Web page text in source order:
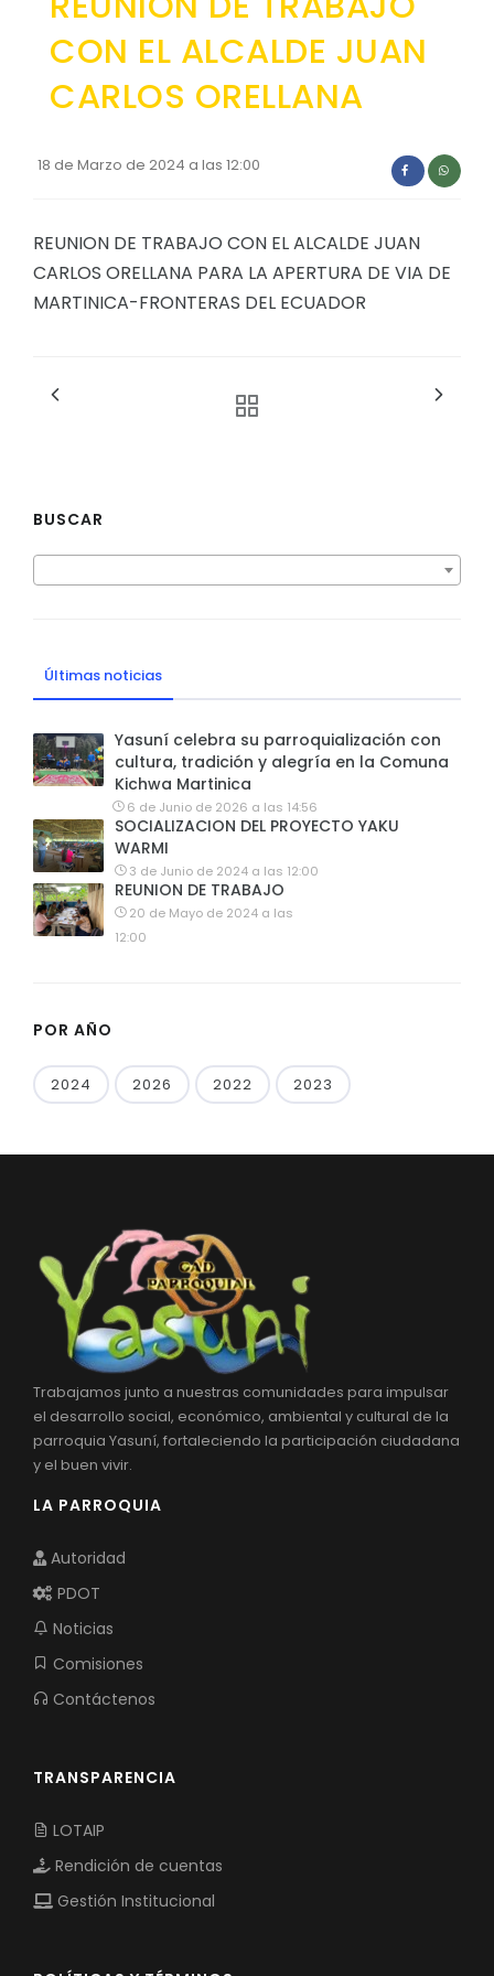
GESTIÓN ADMINISTRATIVA
Plan de desarrollo y Ordenamiento Territorial -
PRESUPUESTO: EJECUCIÓN Y REPORTES
Ejecución Presupuestaria
CON EL ALCALDE JUAN
CARLOS ORELLANA
18 de Marzo de 2024 a las 12:00
REUNION DE TRABAJO CON EL ALCALDE JUAN
CARLOS ORELLANA PARA LA APERTURA DE VIA DE
MARTINICA-FRONTERAS DEL ECUADOR
BUSCAR
Últimas noticias
Yasuní celebra su parroquialización con
cultura, tradición y alegría en la Comuna
Kichwa Martinica
6 de Junio de 2026 a las 14:56
SOCIALIZACION DEL PROYECTO YAKU
WARMI
3 de Junio de 2024 a las 12:00
REUNION DE TRABAJO
20 de Mayo de 2024 a las
12:00
POR AÑO
2024 2026 2022 2023
Trabajamos junto a nuestras comunidades para impulsar
el desarrollo social, económico, ambiental y cultural de la
parroquia Yasuní, fortaleciendo la participación ciudadana
y el buen vivir.
LA PARROQUIA
Autoridad
PDOT
Noticias
Comisiones
Contáctenos
TRANSPARENCIA
LOTAIP
Rendición de cuentas
Gestión Institucional